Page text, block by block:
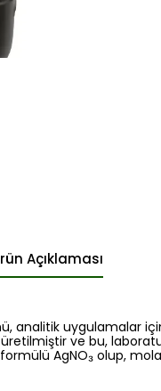
Açıklaması
analitik uygulamalar
ve bu,
AgNO₃ olup,